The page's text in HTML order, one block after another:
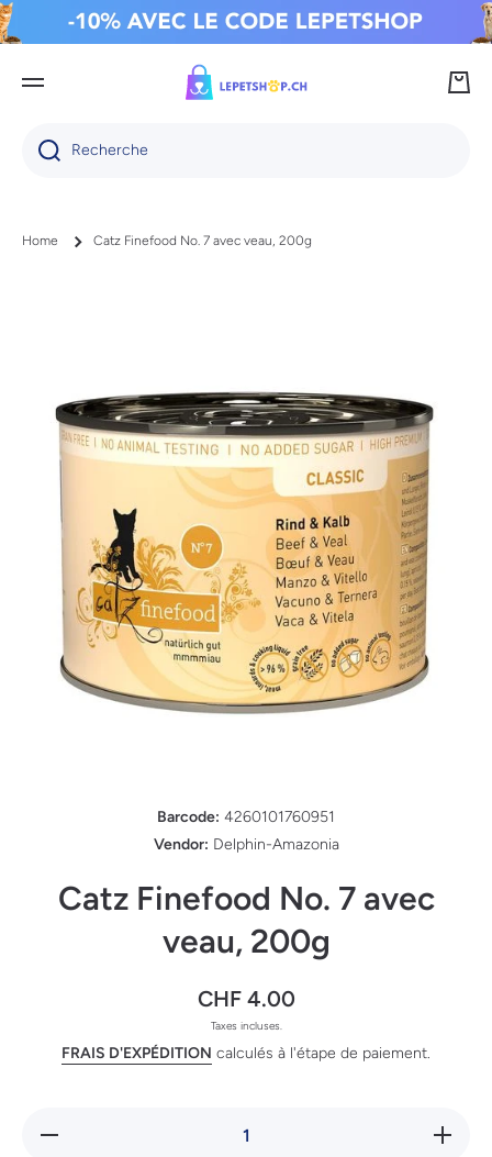
IGNORER ET PASSER AU CONTENU
Recherche
Home Catz Finefood No. 7 avec veau, 200g
Barcode: 4260101760951
Vendor: Delphin-Amazonia
Catz Finefood No. 7 avec
veau, 200g
CHF 4.00
Taxes incluses.
FRAIS D'EXPÉDITION calculés à l'étape de paiement.
Réduire
la